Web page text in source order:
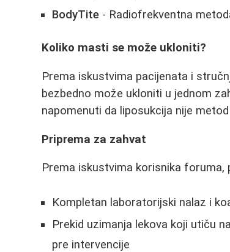
BodyTite - Radiofrekventna
Koliko masti se može ukloniti?
Prema iskustvima pacijenata i
bezbedno može ukloniti u jednom
napomenuti da liposukcija nije
Priprema za zahvat
Prema iskustvima korisnika foruma,
Kompletan laboratorijski nalaz i
Prekid uzimanja lekova koji utiču
pre intervencije